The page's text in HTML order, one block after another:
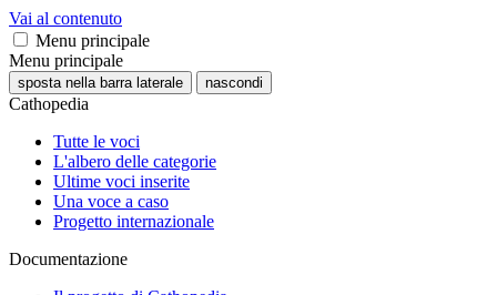
Vai al contenuto
Menu principale
Menu principale
sposta nella barra laterale nascondi
Cathopedia
Tutte le voci
L'albero delle categorie
Ultime voci inserite
Una voce a caso
Progetto internazionale
Documentazione